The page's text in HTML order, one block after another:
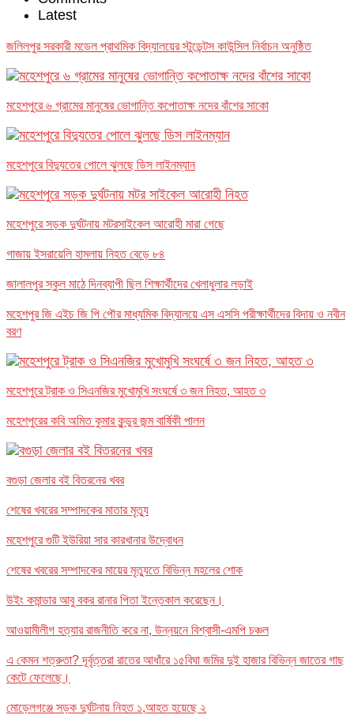
Latest
জলিলপুর সরকারী মডেল প্রাথমিক বিদ্যালয়ের স্টুডেন্টস কাউন্সিল নির্বাচন অনুষ্ঠিত
মহেশপুরে ৬ গ্রামের মানুষের ভোগান্তি কপোতাক্ষ নদের বাঁশের সাকো
মহেশপুরে বিদ্যুতের পোলে ঝুলছে ডিস লাইনম্যান
মহেশপুরে সড়ক দুর্ঘটনায় মটরসাইকেল আরোহী মারা গেছে
গাজায় ইসরায়েলি হামলায় নিহত বেড়ে ৮৪
জালালপুর স্কুল মাঠে দিনব্যাপী ছিল শিক্ষার্থীদের খেলাধুলার লড়াই
মহেশপুর জি এইচ জি পি পৌর মাধ্যমিক বিদ্যালয়ে এস এসসি পরীক্ষার্থীদের বিদায় ও নবীন
বরণ
মহেশপুরে ট্রাক ও সিএনজির মুখোমুখি সংঘর্ষে ৩ জন নিহত, আহত ৩
মহেশপুরের কবি অমিত কুমার কুন্ডুর জন্ম বার্ষিকী পালন
বগুড়া জেলার বই বিতরনের খবর
শেষের খবরের সম্পাদকের মাতার মৃত্যু
মহেশপুরে গুটি ইউরিয়া সার কারখানার উদ্বোধন
শেষের খবরের সম্পাদকের মায়ের মৃত্যুতে বিভিন্ন মহলের শোক
উইং কমান্ডার আবু বকর রানার পিতা ইন্তেকাল করেছেন।
আওয়ামীলীগ হত্যার রাজনীতি করে না, উন্নয়নে বিশ্বাসী-এমপি চঞ্চল
এ কেমন শত্রুতা? দূর্বৃত্তরা রাতের আধাঁরে ১৫বিঘা জমির দুই হাজার বিভিন্ন জাতের গাছ
কেটে ফেলেছে।
মোড়েলগঞ্জে সড়ক দুর্ঘটনায় নিহত ১,আহত হয়েছে ২